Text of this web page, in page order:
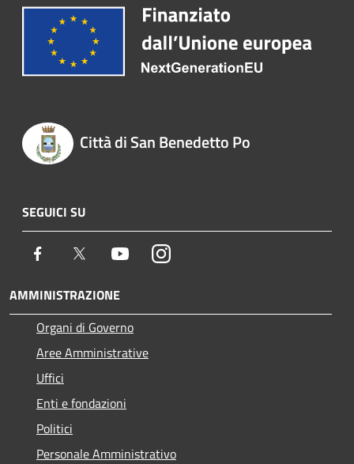
Città di San Benedetto Po
SEGUICI SU
Facebook Twitter YoutubeInstagram
AMMINISTRAZIONE
Organi di Governo
Aree Amministrative
Uffici
Enti e fondazioni
Politici
Personale Amministrativo